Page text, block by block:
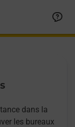
dans la
les bureaux